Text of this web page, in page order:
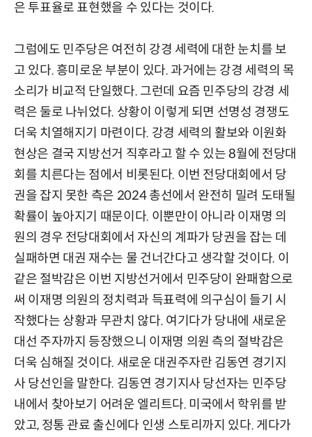
은 투표율로 표현했을 수 있다는 것이다.
그럼에도 민주당은 여전히 강경 세력에 대한 눈치를 보
고 있다. 흥미로운 부분이 있다. 과거에는 강경 세력의 목
소리가 비교적 단일했다. 그런데 요즘 민주당의 강경 세
력은 둘로 나뉘었다. 상황이 이렇게 되면 선명성 경쟁도
더욱 치열해지기 마련이다. 강경 세력의 활보와 이원화
현상은 결국 지방선거 직후라고 할 수 있는 8월에 전당대
회를 치른다는 점에서 비롯된다. 이번 전당대회에서 당
권을 잡지 못한 측은 2024 총선에서 완전히 밀려 도태될
확률이 높아지기 때문이다. 이뿐만이 아니라 이재명 의
원의 경우 전당대회에서 자신의 계파가 당권을 잡는 데
실패하면 대권 재수는 물 건너간다고 생각할 것이다. 이
같은 절박감은 이번 지방선거에서 민주당이 완패함으로
써 이재명 의원의 정치력과 득표력에 의구심이 들기 시
작했다는 상황과 무관치 않다. 여기다가 당내에 새로운
대선 주자까지 등장했으니 이재명 의원 측의 절박감은
더욱 심해질 것이다. 새로운 대권주자란 김동연 경기지
사 당선인을 말한다. 김동연 경기지사 당선자는 민주당
내에서 찾아보기 어려운 엘리트다. 미국에서 학위를 받
았고, 정통 관료 출신에다 인생 스토리까지 있다. 게다가